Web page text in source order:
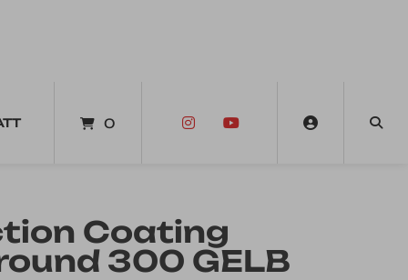
0
Coating
300 GELB